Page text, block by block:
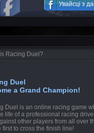
Увайсці з
Racing Duel?
Duel
a Grand Champion!
Duel is an online racing game
life of a professional racing
other players from all over
first to cross the finish line!